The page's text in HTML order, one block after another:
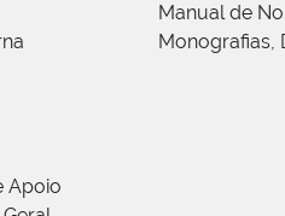
Apoio
Manual de
Monografias,